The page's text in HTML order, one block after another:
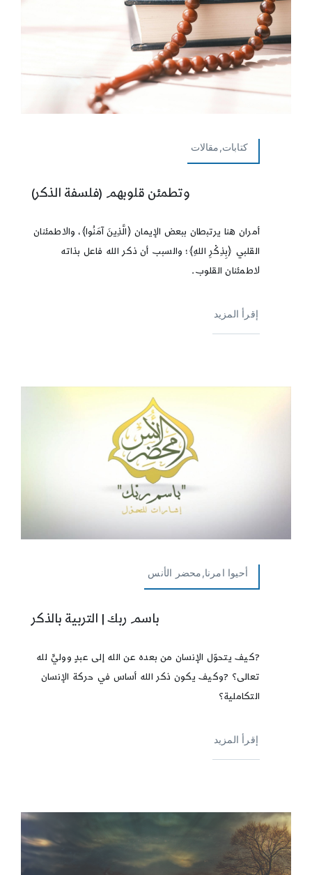
كتابات,مقالات
وتطمئن قلوبهم (فلسفة الذكر)
أمران هنا يرتبطان ببعض الإيمان ﴿الَّذِينَ آمَنُوا﴾، والاطمئنان
القلبي ﴿بِذِكْرِ اللهِ﴾؛ والسبب أن ذكر الله فاعل بذاته
لاطمئنان القلوب.
إقرأ المزيد
أحيوا امرنا,محضر الأنس
باسم ربك | التربية بالذكر
?كيف يتحوّل الإنسان من بعده عن الله إلى عبدٍ ووليٍّ لله
تعالى؟ ?وكيف يكون ذكر الله أساس في حركة الإنسان
التكاملية؟
إقرأ المزيد